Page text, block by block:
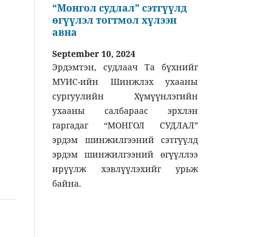
“Монгол судлал” сэтгүүлд
өгүүлэл тогтмол хүлээн
авна
September 10, 2024
Эрдэмтэн, судлаач Та бүхнийг
МУИС-ийн Шинжлэх ухааны
сургуулийн Хүмүүнлэгийн
ухааны салбараас эрхлэн
гаргадаг “МОНГОЛ СУДЛАЛ”
эрдэм шинжилгээний сэтгүүлд
эрдэм шинжилгээний өгүүллээ
ирүүлж хэвлүүлэхийг урьж
байна.